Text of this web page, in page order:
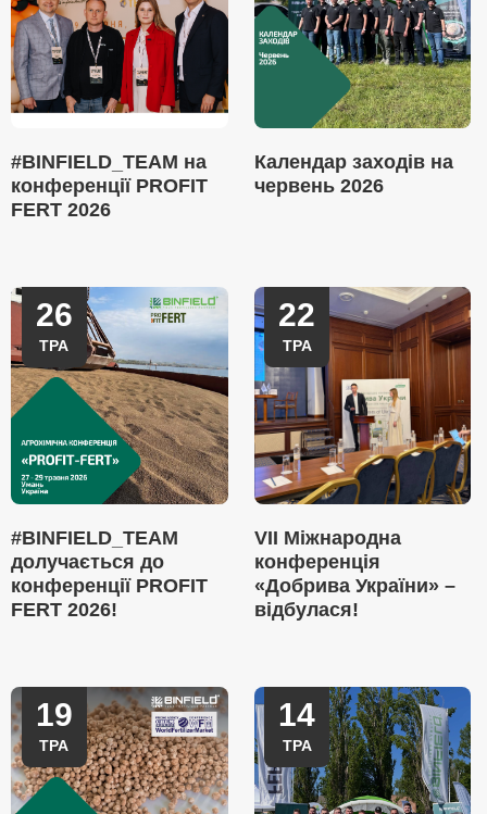
#BINFIELD_TEAM на
конференції PROFIT
FERT 2026
Календар заходів на
червень 2026
26
ТРА
#BINFIELD_TEAM
долучається до
конференції PROFIT
FERT 2026!
22
ТРА
VII Міжнародна
конференція
«Добрива України» –
відбулася!
19
ТРА
14
ТРА